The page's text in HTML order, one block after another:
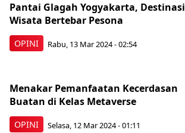
OPINI
Pantai Glagah Yogyakarta, Destinasi
Wisata Bertebar Pesona
Rabu, 13 Mar 2024 - 02:54
OPINI
Menakar Pemanfaatan Kecerdasan
Buatan di Kelas Metaverse
Selasa, 12 Mar 2024 - 01:11